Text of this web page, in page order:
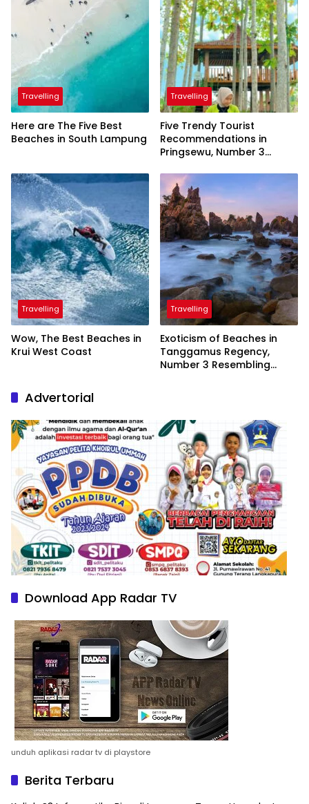
Travelling
Here are The Five Best
Beaches in South Lampung
Travelling
Five Trendy Tourist
Recommendations in
Pringsewu, Number 3
President
Travelling
Wow, The Best Beaches in
Krui West Coast
Travelling
Exoticism of Beaches in
Tanggamus Regency,
Number 3 Resembling
Advertorial
Download App Radar TV
unduh aplikasi radar tv di playstore
Berita Terbaru